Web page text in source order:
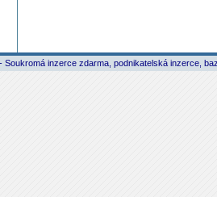
inzerce zdarma, podnikatelská inzerce,